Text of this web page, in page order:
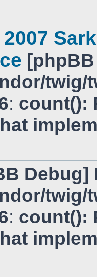
: count():
Debug]
: count():